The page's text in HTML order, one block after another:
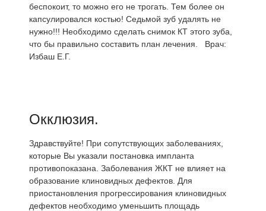
беспокоит, то можно его не трогать. Тем более он
капсулировался костью! Седьмой зуб удалять не
нужно!!! Необходимо сделать снимок КТ этого зуба,
что бы правильно составить план лечения. Врач:
Избаш Е.Г.
Окклюзия.
Здравствуйте! При сопутствующих заболеваниях,
которые Вы указали постановка импланта
противопоказана. Заболевания ЖКТ не влияет на
образование клиновидных дефектов. Для
приостановления прогрессирования клиновидных
дефектов необходимо уменьшить площадь